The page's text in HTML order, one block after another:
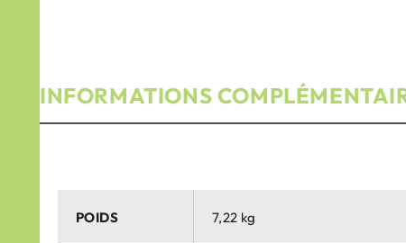
INFORMATIONS
POIDS 7,22 kg